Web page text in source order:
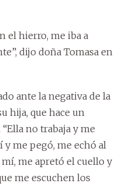
el hierro, me iba a
dijo doña Tomasa en
ante la negativa de la
hija, que hace un
no trabaja y me
y me pegó, me echó al
me apretó el cuello y
me escuchen los